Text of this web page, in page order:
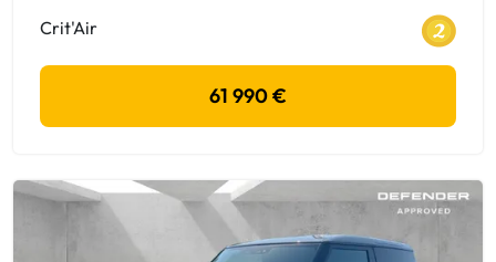
Crit'Air
61 990 €